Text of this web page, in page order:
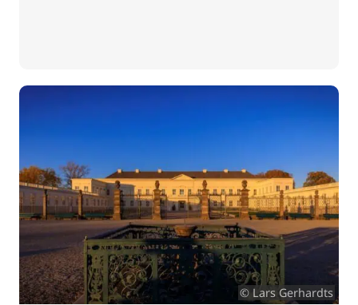
© Lars Gerhardts